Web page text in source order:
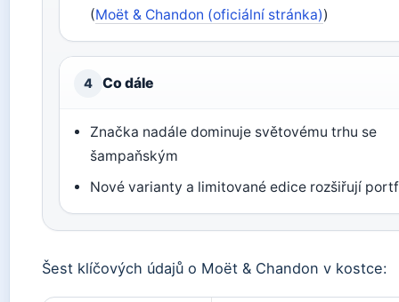
(Moët & Chandon (oficiální stránka))
4 Co dále
Značka nadále dominuje světovému trhu se
šampaňským
Nové varianty a limitované edice rozšiřují
Šest klíčových údajů o Moët & Chandon v kostce: